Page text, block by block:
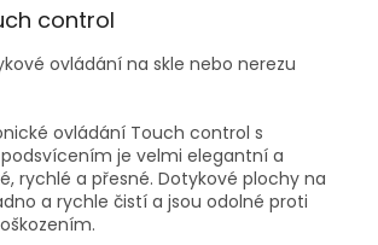
control
ovládání na skle nebo nerezu
ovládání Touch control s
podsvícením je velmi elegantní a
rychlé a přesné. Dotykové plochy na
a rychle čistí a jsou odolné proti